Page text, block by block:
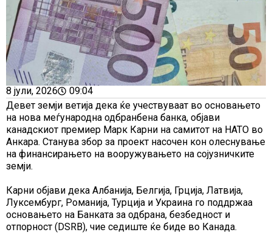
8 јули, 2026
09:04
Девет земји ветија дека ќе учествуваат во основањето
на нова меѓународна одбранбена банка, објави
канадскиот премиер Марк Карни на самитот на НАТО во
Анкара. Станува збор за проект насочен кон олеснување
на финансирањето на вооружувањето на сојузничките
земји.
Карни објави дека Албанија, Белгија, Грција, Латвија,
Луксембург, Романија, Турција и Украина го поддржаа
основањето на Банката за одбрана, безбедност и
отпорност (DSRB), чие седиште ќе биде во Канада.